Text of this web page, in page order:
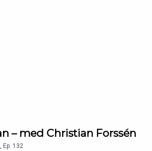
– med Christian Forssén
Ep. 132